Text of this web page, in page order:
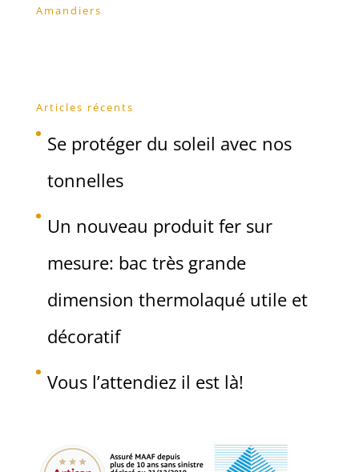
Amandiers
Articles récents
Se protéger du soleil avec nos
tonnelles
Un nouveau produit fer sur
mesure: bac très grande
dimension thermolaqué utile et
décoratif
Vous l’attendiez il est là!